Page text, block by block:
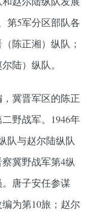
第5军分区部队各
陈正湘）纵队；
陆）纵队。
冀晋军区的陈正
野战军。1946年
队与赵尔陆纵队
冀野战军第4纵
唐子安任参谋
为第10旅；赵尔